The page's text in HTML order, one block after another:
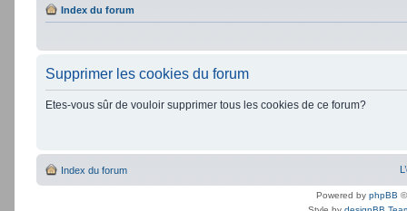
Index du forum
Supprimer les cookies du forum
Etes-vous sûr de vouloir supprimer tous les cookies de ce forum?
Index du forum
Powered by phpBB